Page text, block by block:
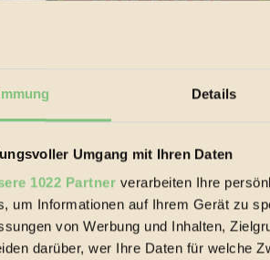
Details
Umgang mit Ihren Daten
1022 Partner verarbeiten Ihre
um Informationen auf Ihrem Gerät zu
von Werbung und Inhalten,
darüber, wer Ihre Daten für welche
und seine Bewegungen
Freilandhühnerbetrieb vorbeischauen.
in Mitteleuropa inziwschen oft zu Hause.
nach Entleerung voll wieder zu dir